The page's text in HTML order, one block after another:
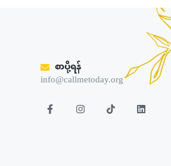
စာပို့ရန်
info@callmetoday.org